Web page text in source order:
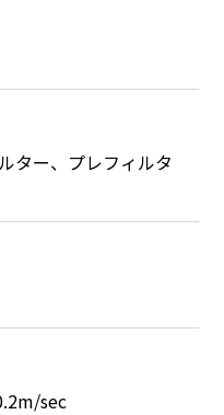
ター、プレフィルタ
sec